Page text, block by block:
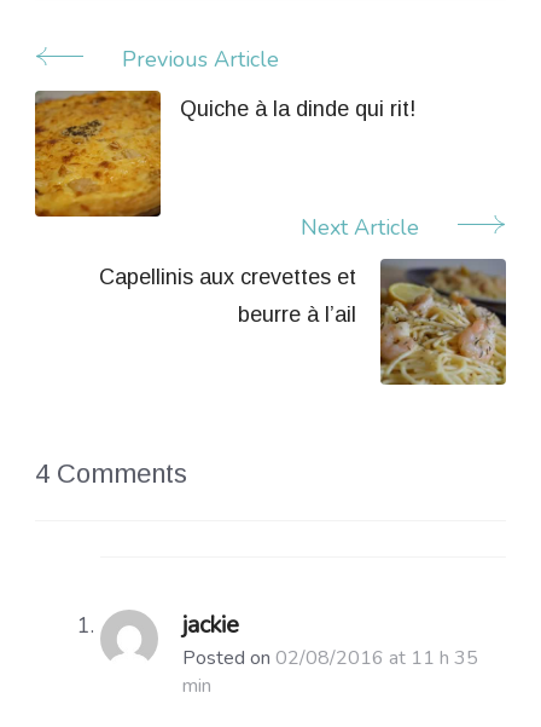
Post
Navigation
Previous Article
Quiche à la dinde qui rit!
Next Article
Capellinis aux crevettes et
beurre à l’ail
4 Comments
jackie
Posted on 02/08/2016 at 11 h 35
min